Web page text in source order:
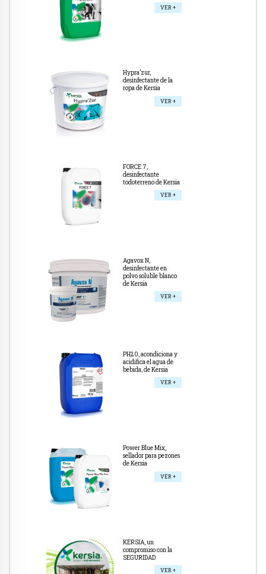
VER +
Hypra’zur,
desinfectante de la
ropa de Kersia
VER +
FORCE 7,
desinfectante
todoterreno de Kersia
VER +
Agavox N,
desinfectante en
polvo soluble blanco
de Kersia
VER +
PH20, acondiciona y
acidifica el agua de
bebida, de Kersia
VER +
Power Blue Mix,
sellador para pezones
de Kersia
VER +
KERSIA, un
compromiso con la
SEGURIDAD
VER +